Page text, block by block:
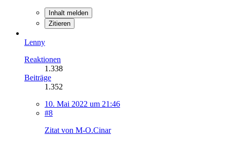
Inhalt melden
Zitieren
Lenny
Reaktionen
1.338
Beiträge
1.352
10. Mai 2022 um 21:46
#8
Zitat von M-O.Cinar